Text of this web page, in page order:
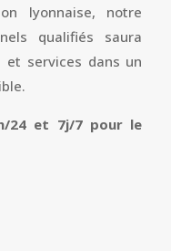
lyonnaise, notre
qualifiés saura
et services dans un
24 et 7j/7 pour le